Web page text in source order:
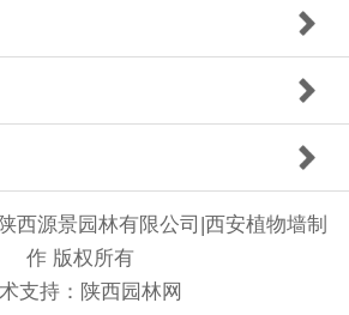
西源景园林有限公司|西安植物墙制
作 版权所有
支持： 陕西园林网